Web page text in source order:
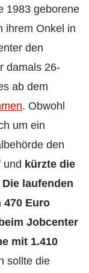
1983 geborene
ihrem Onkel in
den
damals 26-
ab dem
. Obwohl
um ein
den
und kürzte die
laufenden
Euro
Jobcenter
mit 1.410
sollte die